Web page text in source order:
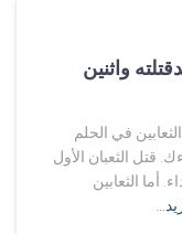
واثنين
في الحلم
قتل الثعبان الأول
أما الثعابين